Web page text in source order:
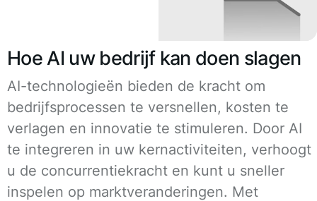
Hoe AI uw bedrijf kan doen slagen
AI-technologieën bieden de kracht om
bedrijfsprocessen te versnellen, kosten te
verlagen en innovatie te stimuleren. Door AI
te integreren in uw kernactiviteiten, verhoogt
u de concurrentiekracht en kunt u sneller
inspelen op marktveranderingen. Met